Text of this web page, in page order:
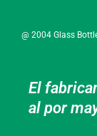
@ 2004 Glass
El
al por